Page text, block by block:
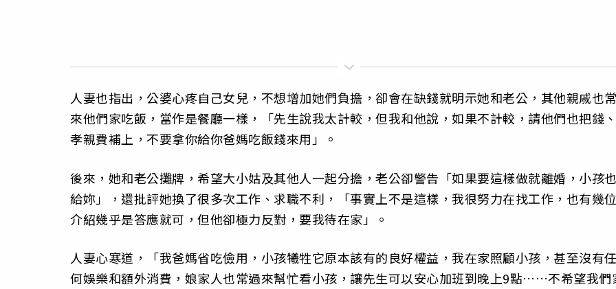
人妻也指出，公婆心疼自己女兒，不想增加她們負擔，卻會在缺錢就明示她和老公，其他親戚也
來他們家吃飯，當作是餐廳一樣，「先生說我太計較，但我和他說，如果不計較，請他們也把錢
孝親費補上，不要拿你給你爸媽吃飯錢來用」。
後來，她和老公攤牌，希望大小姑及其他人一起分擔，老公卻警告「如果要這樣做就離婚，小孩
給妳」，還批評她換了很多次工作、求職不利，「事實上不是這樣，我很努力在找工作，也有幾
介紹幾乎是答應就可，但他卻極力反對，要我待在家」。
人妻心寒道，「我爸媽省吃儉用，小孩犧牲它原本該有的良好權益，我在家照顧小孩，甚至沒有
何娛樂和額外消費，娘家人也常過來幫忙看小孩，讓先生可以安心加班到晚上9點……不希望我們